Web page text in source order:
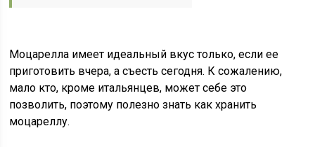
Моцарелла имеет идеальный вкус только, если ее
приготовить вчера, а съесть сегодня. К сожалению,
мало кто, кроме итальянцев, может себе это
позволить, поэтому полезно знать как хранить
моцареллу.